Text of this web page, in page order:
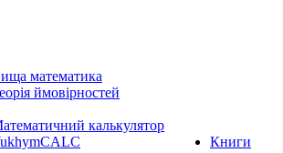
математика
ймовірностей
калькулятор
Книги